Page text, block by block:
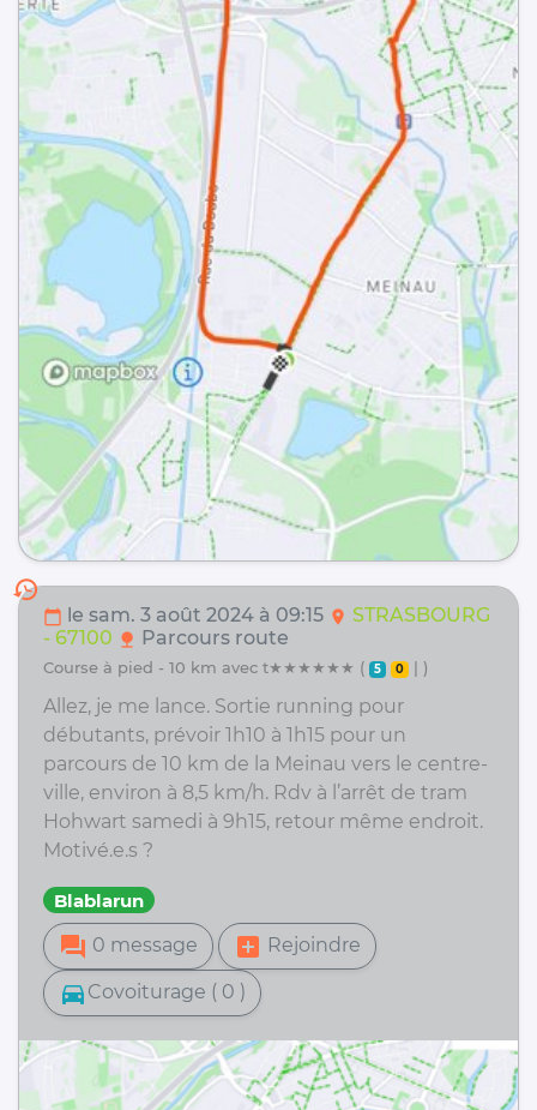
history
calendar_today le sam. 3 août 2024 à 09:15 location_on STRASBOURG
- 67100 nature Parcours route
course à pied - 10 km avec t★★★★★★ ( 5 0 | )
Allez, je me lance. Sortie running pour
débutants, prévoir 1h10 à 1h15 pour un
parcours de 10 km de la Meinau vers le centre-
ville, environ à 8,5 km/h. Rdv à l’arrêt de tram
Hohwart samedi à 9h15, retour même endroit.
Motivé.e.s ?
Blablarun
forum 0 message add_box Rejoindre
directions_car Covoiturage ( 0 )